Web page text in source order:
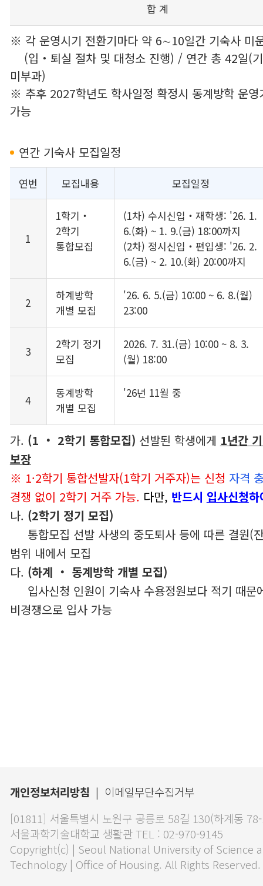
합 계
※ 각 운영시기 전환기마다 약 6∼10일간 기숙사 미
(입‧퇴실 절차 및 대청소 진행) / 연간 총 42일(
미부과)
※ 추후 2027학년도 학사일정 확정시 동계방학 운영
가능
연간 기숙사 모집일정
연번 모집내용 모집일정
1
1학기‧
2학기
통합모집
(1차) 수시신입‧재학생: '26. 1.
6.(화) ~ 1. 9.(금) 18:00까지
(2차) 정시신입‧편입생: '26. 2.
6.(금) ~ 2. 10.(화) 20:00까지
2
하계방학
개별 모집
'26. 6. 5.(금) 10:00 ~ 6. 8.(월)
23:00
3
2학기 정기
모집
2026. 7. 31.(금) 10:00 ~ 8. 3.
(월) 18:00
4
동계방학
개별 모집
'26년 11월 중
가. (1 ‧ 2학기 통합모집) 선발된 학생에게 1년간
보장
※ 1·2학기 통합선발자(1학기 거주자)는 신청 자격
경쟁 없이 2학기 거주 가능. 다만, 반드시 입사신청하
나. (2학기 정기 모집)
통합모집 선발 사생의 중도퇴사 등에 따른 결원(
범위 내에서 모집
다. (하계 ‧ 동계방학 개별 모집)
입사신청 인원이 기숙사 수용정원보다 적기 때문
비경쟁으로 입사 가능
개인정보처리방침 | 이메일무단수집거부
[01811] 서울특별시 노원구 공릉로 58길 130(하계동
서울과학기술대학교 생활관 TEL : 02-970-9145
Copyright(c) | Seoul National University of Science
Technology | Office of Housing. All Rights Reserved.